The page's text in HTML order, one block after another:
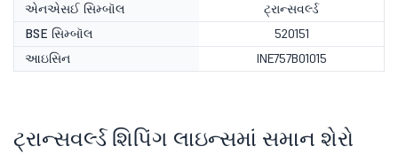
એનએસઈ સિમ્બૉલ
ટ્રાન્સવર્લ્ડ
BSE સિમ્બૉલ
520151
આઇસિન
INE757B01015
ટ્રાન્સવર્લ્ડ શિપિંગ લાઇન્સમાં સમાન શેરો